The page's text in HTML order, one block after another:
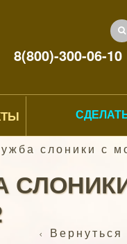
8(800)-300-06-10
слоники с